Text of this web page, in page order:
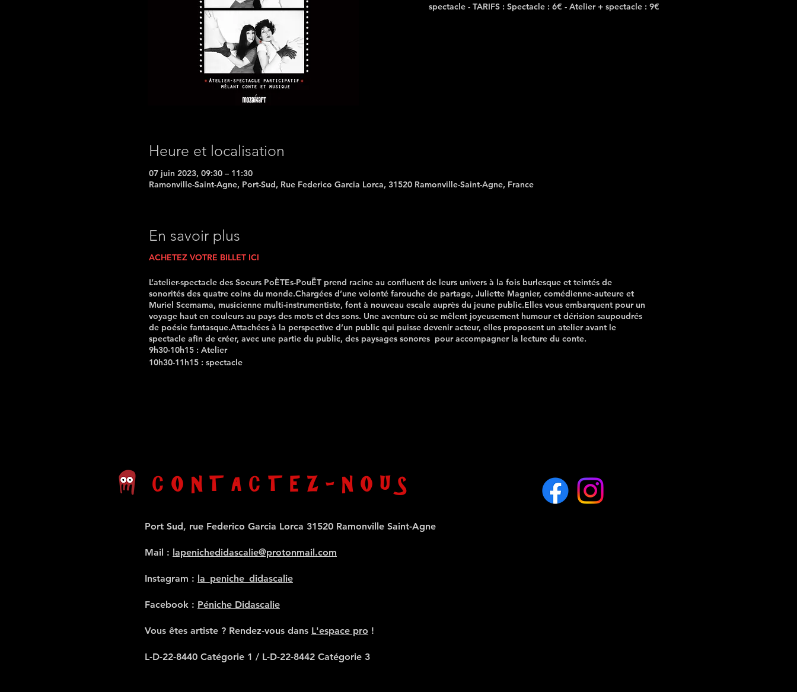
Heure et localisation
07 juin 2023, 09:30 – 11:30
Ramonville-Saint-Agne, Port-Sud, Rue Federico Garcia Lorca, 31520 Ramonville-Saint-Agne, France
En savoir plus
ACHETEZ VOTRE BILLET ICI
L’atelier-spectacle des Soeurs PoÈTEs-PouËT prend racine au confluent de leurs univers à la fois burlesque et teintés de
sonorités des quatre coins du monde.Chargées d’une volonté farouche de partage, Juliette Magnier, comédienne-auteure et
Muriel Scemama, musicienne multi-instrumentiste, font à nouveau escale auprès du jeune public.Elles vous embarquent pour un
voyage haut en couleurs au pays des mots et des sons. Une aventure où se mêlent joyeusement humour et dérision saupoudrés
de poésie fantasque.Attachées à la perspective d’un public qui puisse devenir acteur, elles proposent un atelier avant le
spectacle afin de créer, avec une partie du public, des paysages sonores pour accompagner la lecture du conte.
9h30-10h15 : Atelier
10h30-11h15 : spectacle
CONTACTEZ-NOUS
Port Sud, rue Federico Garcia Lorca 31520 Ramonville Saint-Agne
Mail : lapenichedidascalie@protonmail.com
Instagram : la_peniche_didascalie
Facebook : Péniche Didascalie
Vous êtes artiste ? Rendez-vous dans L'espace pro !
L-D-22-8440 Catégorie 1 / L-D-22-8442 Catégorie 3